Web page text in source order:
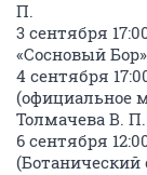
П.⠀
3 сентября
«Сосновый
4 сентября
(официальное
Толмачева В. П.⠀
6 сентября
(Ботанический